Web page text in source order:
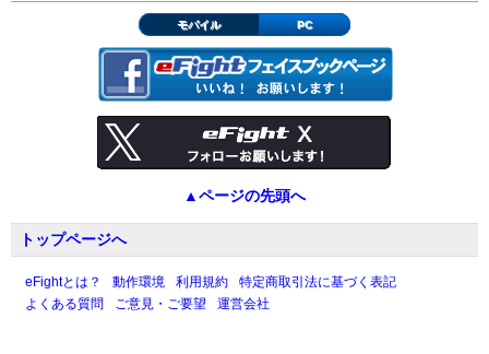
モバイル PC
▲ページの先頭へ
トップページへ
eFightとは？ 動作環境 利用規約
特定商取引法に基づく表記
よくある質問
ご意見・ご要望 運営会社